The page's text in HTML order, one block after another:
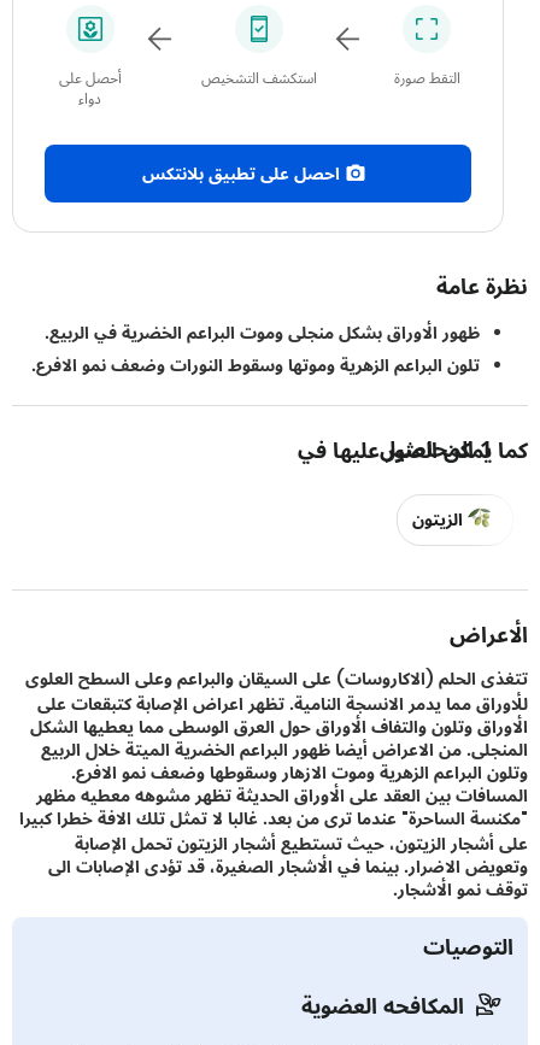
التقط صورة استكشف التشخيص
أحصل على
احصل على تطبيق بلانتكس
عامة
ظهور الأوراق بشكل منجلى وموت البراعم الخضرية في الربيع.
تلون البراعم الزهرية وموتها وسقوط النورات وضعف نمو الافرع.
العثور عليها في 1 المحاصيل
الزيتون
الحلم (الاكاروسات) على السيقان والبراعم وعلى السطح العلوى
مما يدمر الانسجة النامية. تظهر اعراض الإصابة كتبقعات على
وتلون والتفاف الأوراق حول العرق الوسطى مما يعطيها الشكل
من الاعراض أيضا ظهور البراعم الخضرية الميتة خلال الربيع
البراعم الزهرية وموت الازهار وسقوطها وضعف نمو الافرع.
بين العقد على الأوراق الحديثة تظهر مشوهه معطيه مظهر
الساحرة" عندما ترى من بعد. غالبا لا تمثل تلك الافة خطرا كبيرا
الزيتون، حيث تستطيع أشجار الزيتون تحمل الإصابة
الاضرار. بينما في الأشجار الصغيرة، قد تؤدى الإصابات الى
الأشجار.
المكافحه العضوية